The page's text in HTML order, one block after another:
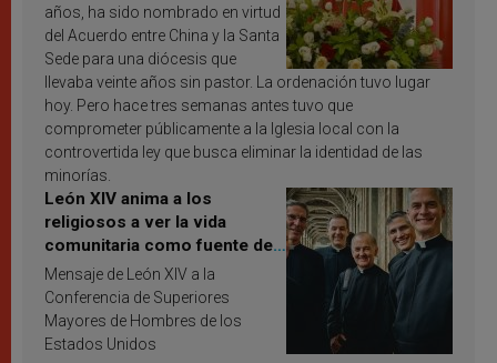
años, ha sido nombrado en virtud
del Acuerdo entre China y la Santa
Sede para una diócesis que
llevaba veinte años sin pastor. La ordenación tuvo lugar
hoy. Pero hace tres semanas antes tuvo que
comprometer públicamente a la Iglesia local con la
controvertida ley que busca eliminar la identidad de las
minorías.
León XIV anima a los
religiosos a ver la vida
comunitaria como fuente de
inspiración y santificación
Mensaje de León XIV a la
Conferencia de Superiores
Mayores de Hombres de los
Estados Unidos